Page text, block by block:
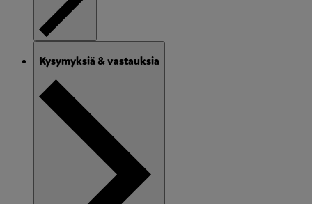
Kysymyksiä & vastauksia